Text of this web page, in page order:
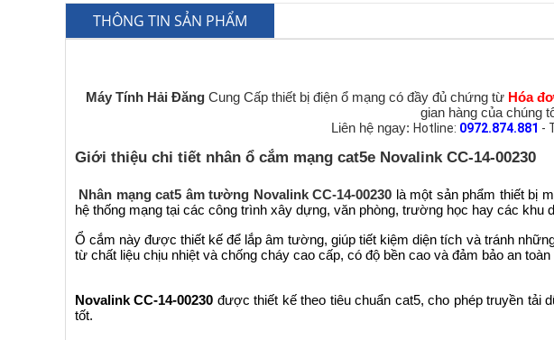
THÔNG TIN SẢN PHẨM
Máy Tính Hải ĐăngCung Cấp thiết bị điện ổ mạng có đầy đủ chứng từ Hóa
gian hàng của chúng
Liên hệ ngay: Hotline: 0972.874.881 -
Giới thiệu chi tiết nhân ổ cắm mạng cat5e Novalink CC-14-00230
Nhân mạng cat5 âm tường Novalink CC-14-00230 là một sản phẩm thiết bị
hệ thống mạng tại các công trình xây dựng, văn phòng, trường học hay các khu
Ổ cắm này được thiết kế để lắp âm tường, giúp tiết kiệm diện tích và tránh
từ chất liệu chịu nhiệt và chống cháy cao cấp, có độ bền cao và đảm bảo an
Novalink CC-14-00230 được thiết kế theo tiêu chuẩn cat5, cho phép truyền tải
tốt.